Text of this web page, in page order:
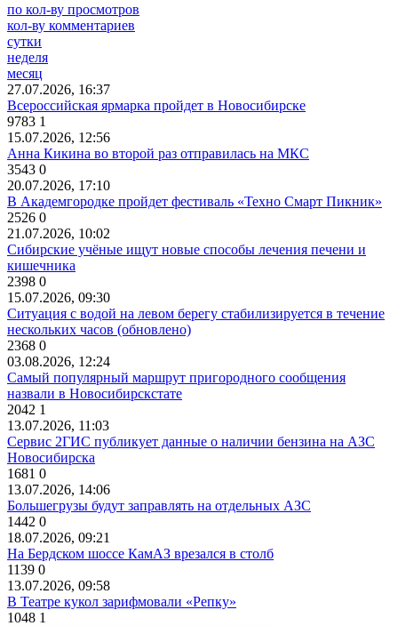
по кол-ву просмотров
кол-ву комментариев
сутки
неделя
месяц
27.07.2026, 16:37
Всероссийская ярмарка пройдет в Новосибирске
9783 1
15.07.2026, 12:56
Анна Кикина во второй раз отправилась на МКС
3543 0
20.07.2026, 17:10
В Академгородке пройдет фестиваль «Техно Смарт Пикник»
2526 0
21.07.2026, 10:02
Сибирские учёные ищут новые способы лечения печени и
кишечника
2398 0
15.07.2026, 09:30
Ситуация с водой на левом берегу стабилизируется в течение
нескольких часов (обновлено)
2368 0
03.08.2026, 12:24
Самый популярный маршрут пригородного сообщения
назвали в Новосибирскстате
2042 1
13.07.2026, 11:03
Сервис 2ГИС публикует данные о наличии бензина на АЗС
Новосибирска
1681 0
13.07.2026, 14:06
Большегрузы будут заправлять на отдельных АЗС
1442 0
18.07.2026, 09:21
На Бердском шоссе КамАЗ врезался в столб
1139 0
13.07.2026, 09:58
В Театре кукол зарифмовали «Репку»
1048 1